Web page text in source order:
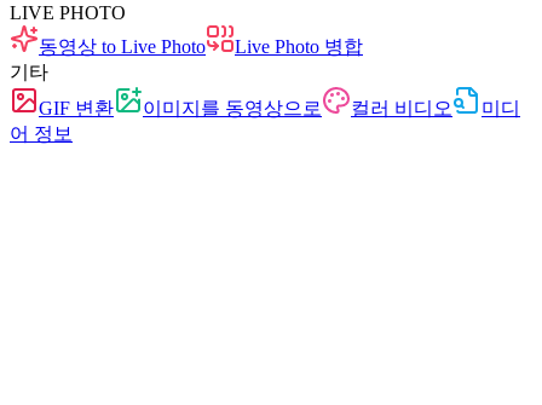
LIVE PHOTO
동영상 to Live Photo
Live Photo 병합
기타
GIF 변환
이미지를 동영상으로 컬러 비디오
미디
어 정보